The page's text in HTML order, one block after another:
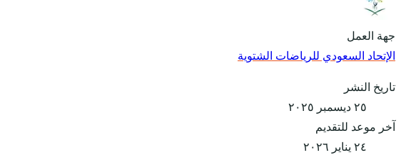
جهة العمل
الإتحاد السعودي للرياضات الشتوية
تاريخ النشر
٢٥ ديسمبر ٢٠٢٥
آخر موعد للتقديم
٢٤ يناير ٢٠٢٦